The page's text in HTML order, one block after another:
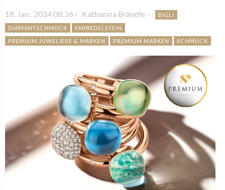
18. Jan.. 2024 08:36 Katharina Brändle
BIGLI
DIAMANTSCHMUCK
FARBEDELSTEIN
PREMIUM JUWELIERE & MARKEN
PREMIUM MARKEN SCHMUCK